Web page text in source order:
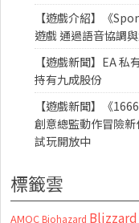
【遊戲介紹】《
遊戲 通過語音協調
【遊戲新聞】EA
持有九成股份
【遊戲新聞】《
創意總監動作冒險
試玩開放中
標籤雲
AMOC Biohazard Blizzard